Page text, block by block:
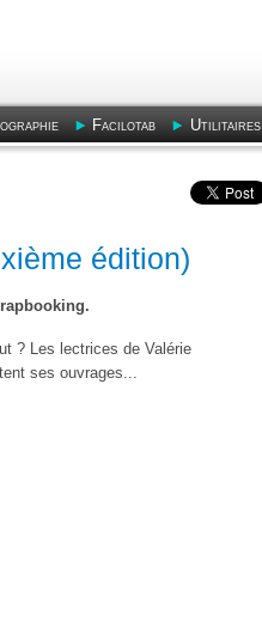
Facilotab Utilitaires
édition)
? Les lectrices de Valérie
ses ouvrages...